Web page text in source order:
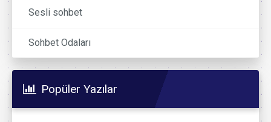
Sesli sohbet
Sohbet Odaları
Popüler Yazılar